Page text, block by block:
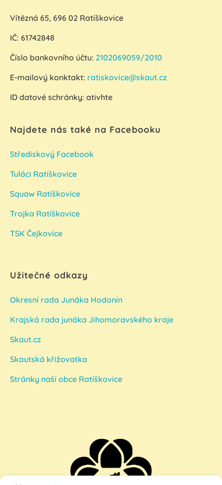
Vítězná 65, 696 02 Ratíškovice
IČ: 61742848
Číslo bankovního účtu: 2102069059/2010
E-mailový konktakt: ratiskovice@skaut.cz
ID datové schránky: ativhte
Najdete nás také na Facebooku
Střediskový Facebook
Tuláci Ratíškovice
Squaw Ratíškovice
Trojka Ratíškovice
TSK Čejkovice
Užitečné odkazy
Okresní rada Junáka Hodonín
Krajská rada junáka Jihomoravského kraje
Skaut.cz
Skautská křižovatka
Stránky naší obce Ratíškovice